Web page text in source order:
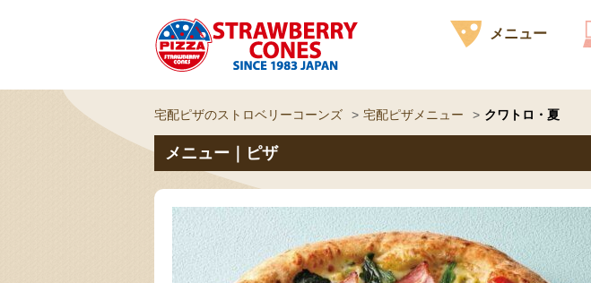
メニュー
宅配ピザのストロベリーコーンズ 宅配ピザメニュー クワトロ・夏
メニュー｜ピザ